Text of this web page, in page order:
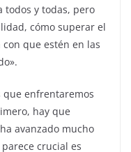
todos y todas, pero
cómo superar el
con que estén en las
que enfrentaremos
hay que
avanzado mucho
crucial es